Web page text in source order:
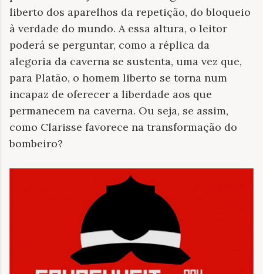
liberto dos aparelhos da repetição, do bloqueio
à verdade do mundo. A essa altura, o leitor
poderá se perguntar, como a réplica da
alegoria da caverna se sustenta, uma vez que,
para Platão, o homem liberto se torna num
incapaz de oferecer a liberdade aos que
permanecem na caverna. Ou seja, se assim,
como Clarisse favorece na transformação do
bombeiro?